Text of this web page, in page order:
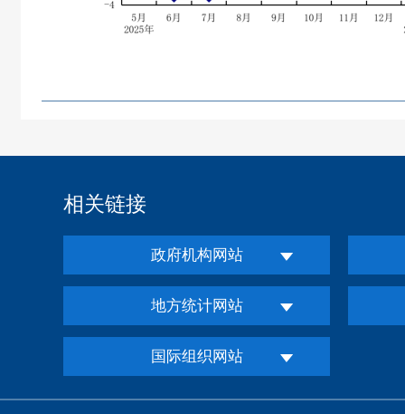
相关链接
政府机构网站
地方统计网站
国际组织网站